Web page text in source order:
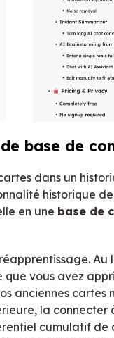
base de
dans un
historique
en une base de
Au
vous avez
anciennes cartes
la connecter
cumulatif de